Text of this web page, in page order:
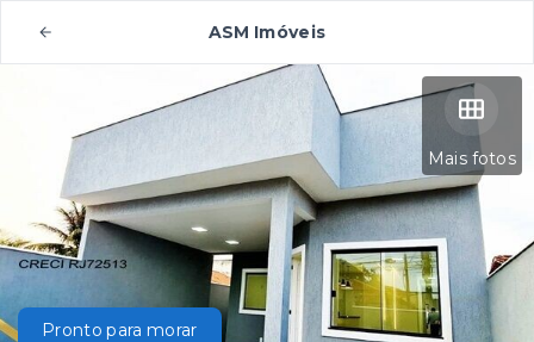
ASM Imóveis
Mais fotos
Pronto para morar